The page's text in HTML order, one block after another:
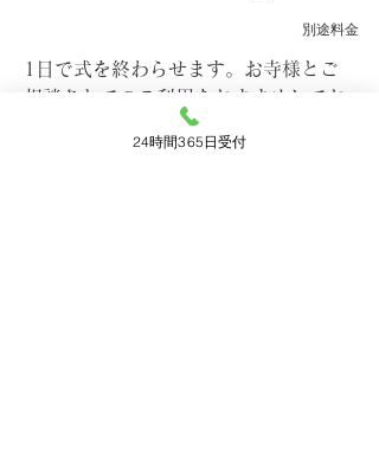
別途料金
1日で式を終わらせます。お寺様とご
相談されてのご利用をおすすめしてお
24時間365日受付